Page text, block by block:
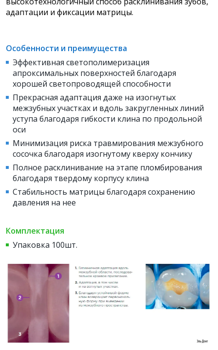
адаптации и фиксации матрицы.
Особенности и преимущества
Эффективная светополимеризация
апроксимальных поверхностей благодаря
хорошей светопроводящей способности
Прекрасная адаптация даже на изогнутых
межзубных участках и вдоль закругленных линий
уступа благодаря гибкости клина по продольной
оси
Минимизация риска травмирования межзубного
сосочка благодаря изогнутому кверху кончику
Полное расклинивание на этапе пломбирования
благодаря твердому корпусу клина
Стабильность матрицы благодаря сохранению
давления на нее
Комплектация
Упаковка 100шт.